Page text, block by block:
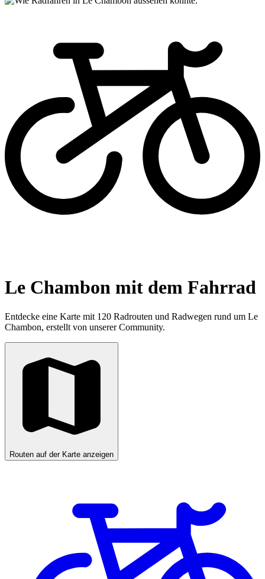
Le Chambon mit dem Fahrrad
Entdecke eine Karte mit 120 Radrouten und Radwegen rund um Le
Chambon, erstellt von unserer Community.
Routen auf der Karte anzeigen